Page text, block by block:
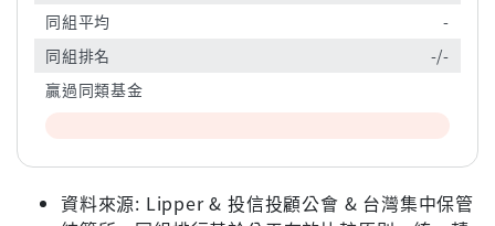
同組平均
-
同組排名
-/-
贏過同類基金
資料來源: Lipper & 投信投顧公會 & 台灣集中保管